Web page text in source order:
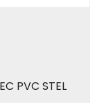
PVC STEL